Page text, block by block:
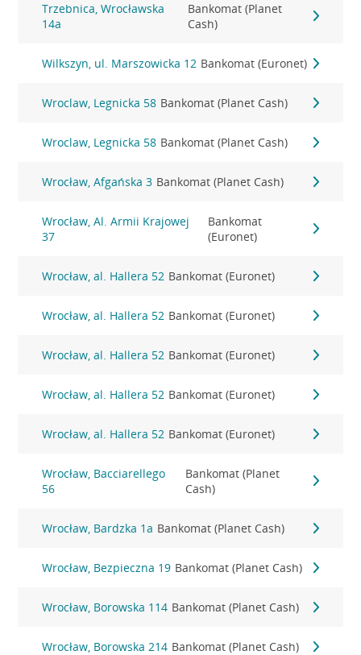
Trzebnica, Wrocławska
14a
Bankomat (Planet
Cash)
Wilkszyn, ul. Marszowicka 12 Bankomat (Euronet)
Wroclaw, Legnicka 58 Bankomat (Planet Cash)
Wroclaw, Legnicka 58 Bankomat (Planet Cash)
Wrocław, Afgańska 3 Bankomat (Planet Cash)
Wrocław, Al. Armii Krajowej
37
Bankomat
(Euronet)
Wrocław, al. Hallera 52 Bankomat (Euronet)
Wrocław, al. Hallera 52 Bankomat (Euronet)
Wrocław, al. Hallera 52 Bankomat (Euronet)
Wrocław, al. Hallera 52 Bankomat (Euronet)
Wrocław, al. Hallera 52 Bankomat (Euronet)
Wrocław, Bacciarellego
56
Bankomat (Planet
Cash)
Wrocław, Bardzka 1a Bankomat (Planet Cash)
Wrocław, Bezpieczna 19 Bankomat (Planet Cash)
Wrocław, Borowska 114 Bankomat (Planet Cash)
Wrocław, Borowska 214 Bankomat (Planet Cash)